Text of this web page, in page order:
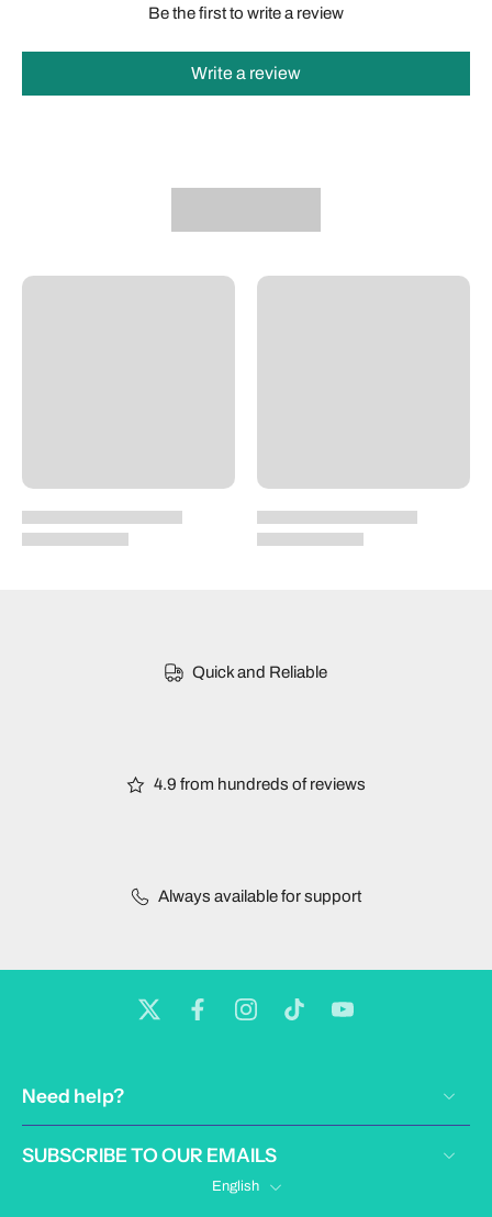
Be the first to write a review
Write a review
Quick and Reliable
4.9 from hundreds of reviews
Always available for support
Need help?
SUBSCRIBE TO OUR EMAILS
English